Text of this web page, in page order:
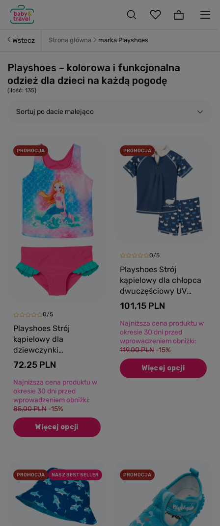
Wstecz Strona główna marka Playshoes
Playshoes – kolorowa i funkcjonalna
odzież dla dzieci na każdą pogodę
(ilość: 135)
Sortuj po dacie malejąco
PROMOCJA
0/5
Playshoes Strój
kąpielowy dla
dziewczynki
dwuczęściowy tankini
72,25 PLN
Najniższa cena produktu w
okresie 30 dni przed
wprowadzeniem obniżki:
85,00 PLN -15%
Więcej opcji
PROMOCJA
0/5
Playshoes Strój
kąpielowy dla chłopca
dwuczęściowy UV
Wieloryb
101,15 PLN
Najniższa cena produktu w
okresie 30 dni przed
wprowadzeniem obniżki:
119,00 PLN -15%
Więcej opcji
PROMOCJA NASZ BESTSELLER PROMOCJA